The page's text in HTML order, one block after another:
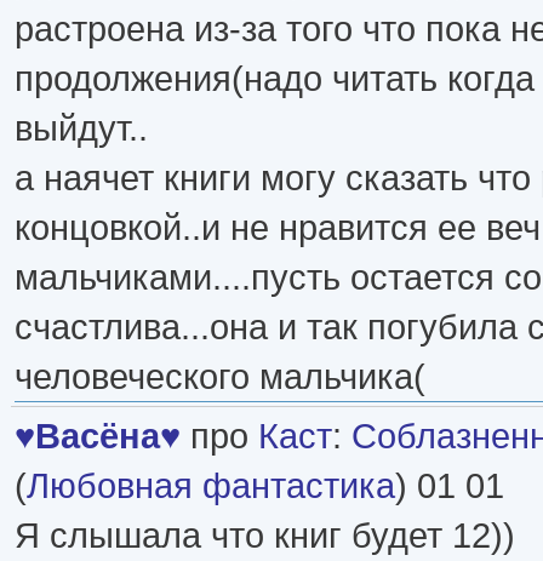
растроена из-за того что пока
продолжения(надо читать когда
выйдут..
а наячет книги могу сказать
концовкой..и не нравится ее
мальчиками....пусть остается
счастлива...она и так погубила
человеческого мальчика(
♥Васёна♥ про Каст:
(Любовная фантастика) 01 01
Я слышала что книг будет 12))